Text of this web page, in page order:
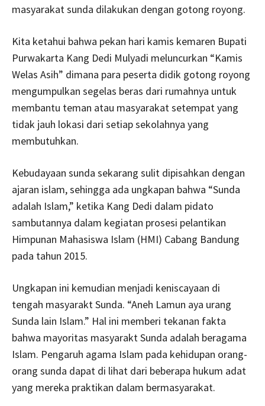
masyarakat sunda dilakukan dengan gotong royong.
Kita ketahui bahwa pekan hari kamis kemaren Bupati
Purwakarta Kang Dedi Mulyadi meluncurkan “Kamis
Welas Asih” dimana para peserta didik gotong royong
mengumpulkan segelas beras dari rumahnya untuk
membantu teman atau masyarakat setempat yang
tidak jauh lokasi dari setiap sekolahnya yang
membutuhkan.
Kebudayaan sunda sekarang sulit dipisahkan dengan
ajaran islam, sehingga ada ungkapan bahwa “Sunda
adalah Islam,” ketika Kang Dedi dalam pidato
sambutannya dalam kegiatan prosesi pelantikan
Himpunan Mahasiswa Islam (HMI) Cabang Bandung
pada tahun 2015.
Ungkapan ini kemudian menjadi keniscayaan di
tengah masyarakt Sunda. “Aneh Lamun aya urang
Sunda lain Islam.” Hal ini memberi tekanan fakta
bahwa mayoritas masyarakt Sunda adalah beragama
Islam. Pengaruh agama Islam pada kehidupan orang-
orang sunda dapat di lihat dari beberapa hukum adat
yang mereka praktikan dalam bermasyarakat.